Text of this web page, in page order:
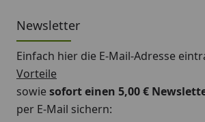
Newsletter
Einfach hier die E-Mail-Adresse
Vorteile
sowiesofort einen 5,00 €
per E-Mail sichern: